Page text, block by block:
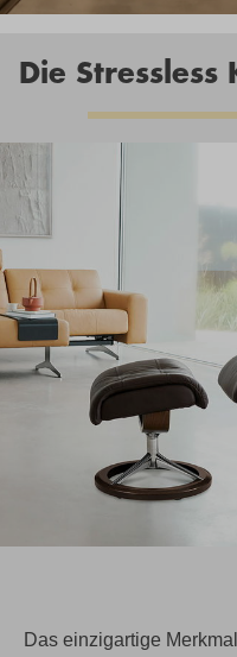
Die
Das einzigartige